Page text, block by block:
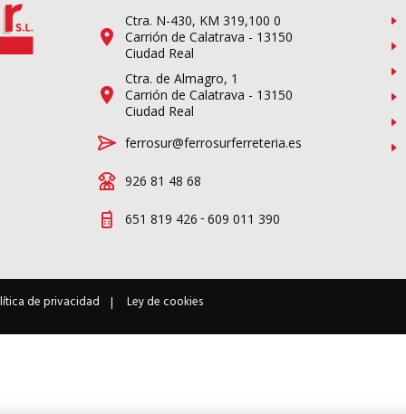
Ctra. N-430, KM 319,100 0
Carrión de Calatrava - 13150
Ciudad Real
Ctra. de Almagro, 1
Carrión de Calatrava - 13150
Ciudad Real
ferrosur@ferrosurferreteria.es
926 81 48 68
651 819 426 - 609 011 390
de privacidad Ley de cookies